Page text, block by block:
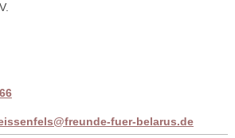
fuer-belarus.de